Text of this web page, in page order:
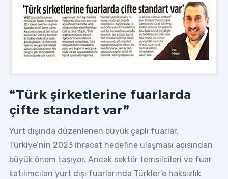
“Türk şirketlerine fuarlarda
çifte standart var”
Yurt dışında düzenlenen büyük çaplı fuarlar,
Türkiye’nin 2023 ihracat hedefine ulaşması açısından
büyük önem taşıyor. Ancak sektör temsilcileri ve fuar
katılımcıları yurt dışı fuarlarında Türkler’e haksızlık